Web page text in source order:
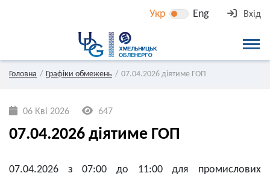
Укр Eng Вхід
Головна Графіки обмежень 07.04.2026 діятиме ГОП
06 Кві 2026 647
07.04.2026 діятиме ГОП
07.04.2026 з 07:00 до 11:00 для промислових